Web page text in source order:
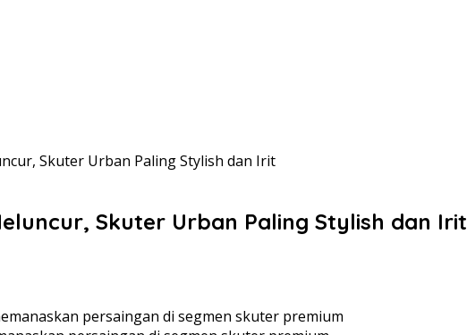
Skuter Urban Paling Stylish dan Irit
Skuter Urban Paling Stylish dan Irit